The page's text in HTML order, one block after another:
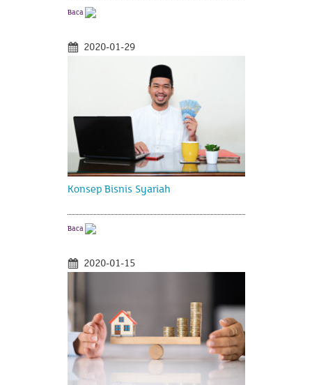
Baca
2020-01-29
Konsep Bisnis Syariah
Baca
2020-01-15